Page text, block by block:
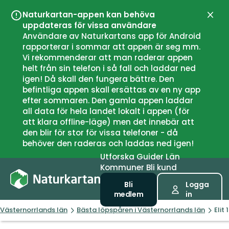
Naturkartan-appen kan behöva
uppdateras för vissa användare
Användare av Naturkartans app för Android
rapporterar i sommar att appen är seg mm.
Vi rekommenderar att man raderar appen
helt från sin telefon i så fall och laddar ned
igen! Då skall den fungera bättre. Den
befintliga appen skall ersättas av en ny app
efter sommaren. Den gamla appen laddar
all data för hela landet lokalt i appen (för
att klara offline-läge) men det innebär att
den blir för stor för vissa telefoner - då
behöver den raderas och laddas ned igen!
UtforskaGuiderLän
Kommuner Bli kund
Bli
medlem
Logga
in
Västernorrlands län Bästa löpspåren i Västernorrlands län Elit